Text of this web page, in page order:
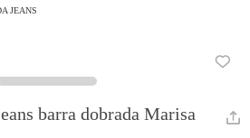
JEANS
barra dobrada Marisa